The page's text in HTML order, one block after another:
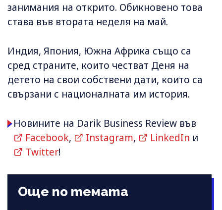
занимания на открито. Обикновено това
става във втората неделя на май.
Индия, Япония, Южна Африка също са
сред страните, които честват Деня на
детето на свои собствени дати, които са
свързани с националната им история.
Новините на Darik Business Review във
Facebook, Instagram, LinkedIn и
Twitter!
Още по темата